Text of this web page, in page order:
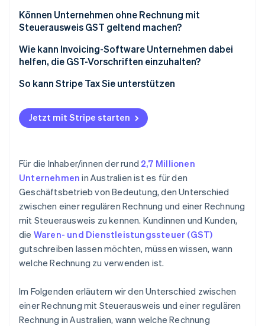
Können Unternehmen ohne Rechnung mit
Steuerausweis GST geltend machen?
Wie kann Invoicing-Software Unternehmen dabei
helfen, die GST-Vorschriften einzuhalten?
Integrierte Compliance
Intelligentere Formatierung
So kann Stripe Tax Sie unterstützen
Jetzt mit Stripe starten
Für die Inhaber/innen der rund 2,7 Millionen
Unternehmen in Australien ist es für den
Geschäftsbetrieb von Bedeutung, den Unterschied
zwischen einer regulären Rechnung und einer Rechnung
mit Steuerausweis zu kennen. Kundinnen und Kunden,
die Waren- und Dienstleistungssteuer (GST)
gutschreiben lassen möchten, müssen wissen, wann
welche Rechnung zu verwenden ist.
Im Folgenden erläutern wir den Unterschied zwischen
einer Rechnung mit Steuerausweis und einer regulären
Rechnung in Australien, wann welche Rechnung